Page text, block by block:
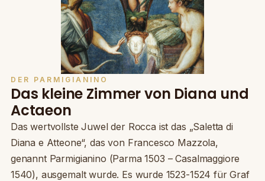
DER PARMIGIANINO
Das kleine Zimmer von Diana und
Actaeon
Das wertvollste Juwel der Rocca ist das „Saletta di
Diana e Atteone“, das von Francesco Mazzola,
genannt Parmigianino (Parma 1503 – Casalmaggiore
1540), ausgemalt wurde. Es wurde 1523-1524 für Graf